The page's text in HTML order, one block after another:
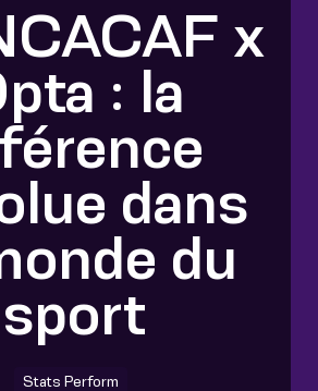
x
: la
dans
du
sport
Stats Perform